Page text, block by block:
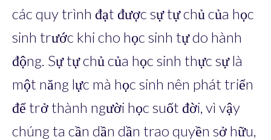
các quy trình đạt được sự tự chủ của học
sinh trước khi cho học sinh tự do hành
động. Sự tự chủ của học sinh thực sự là
một năng lực mà học sinh nên phát triển
để trở thành người học suốt đời, vì vậy
chúng ta cần dần dần trao quyền sở hữu,